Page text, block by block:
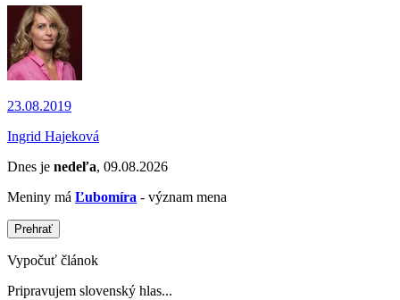
23.08.2019
Ingrid Hajeková
Dnes je nedeľa, 09.08.2026
Meniny má Ľubomíra - význam mena
Prehrať
Vypočuť článok
Pripravujem slovenský hlas...